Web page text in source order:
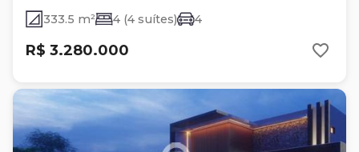
333.5 m² 4 (4 suítes) 4
R$ 3.280.000